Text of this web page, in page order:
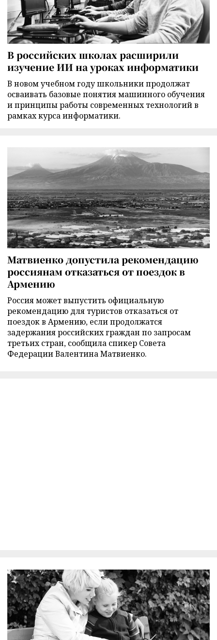
В российских школах расширили
изучение ИИ на уроках информатики
В новом учебном году школьники продолжат
осваивать базовые понятия машинного обучения
и принципы работы современных технологий в
рамках курса информатики.
Матвиенко допустила рекомендацию
россиянам отказаться от поездок в
Армению
Россия может выпустить официальную
рекомендацию для туристов отказаться от
поездок в Армению, если продолжатся
задержания российских граждан по запросам
третьих стран, сообщила спикер Совета
Федерации Валентина Матвиенко.